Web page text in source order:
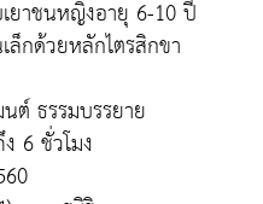
ยาชนหญิงอายุ 6-10 ปี
ล็กด้วยหลักไตรสิกขา
ต์ ธรรมบรรยาย
6 ชั่วโมง